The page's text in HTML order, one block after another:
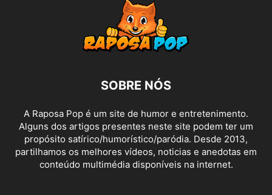
SOBRE NÓS
A Raposa Pop é um site de humor e entretenimento.
Alguns dos artigos presentes neste site podem ter um
propósito satírico/humorístico/paródia. Desde 2013,
partilhamos os melhores vídeos, noticias e anedotas em
conteúdo multimédia disponíveis na internet.